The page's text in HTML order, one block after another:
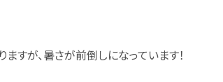
すが、暑さが前倒しになっています！